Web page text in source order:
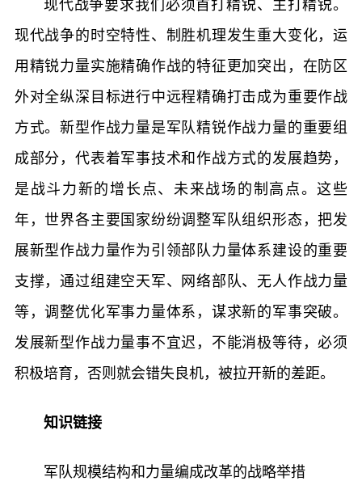
现代战争要求我们必须首打精锐、主打精锐。
现代战争的时空特性、制胜机理发生重大变化，运
用精锐力量实施精确作战的特征更加突出，在防区
外对全纵深目标进行中远程精确打击成为重要作战
方式。新型作战力量是军队精锐作战力量的重要组
成部分，代表着军事技术和作战方式的发展趋势，
是战斗力新的增长点、未来战场的制高点。这些
年，世界各主要国家纷纷调整军队组织形态，把发
展新型作战力量作为引领部队力量体系建设的重要
支撑，通过组建空天军、网络部队、无人作战力量
等，调整优化军事力量体系，谋求新的军事突破。
发展新型作战力量事不宜迟，不能消极等待，必须
积极培育，否则就会错失良机，被拉开新的差距。
知识链接
军队规模结构和力量编成改革的战略举措